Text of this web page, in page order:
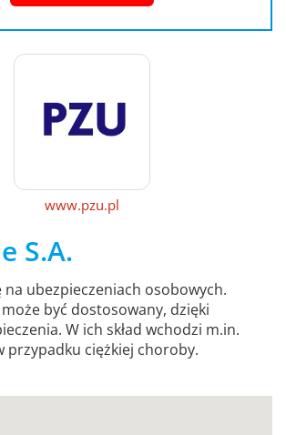
www.pzu.pl
S.A.
na ubezpieczeniach osobowych.
być dostosowany, dzięki
W ich skład wchodzi m.in.
przypadku ciężkiej choroby.